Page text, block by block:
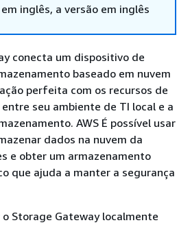
inglês, a versão em inglês
conecta um dispositivo de
baseado em nuvem
perfeita com os recursos de
seu ambiente de TI local e a
AWS É possível usar
dados na nuvem da
e obter um armazenamento
que ajuda a manter a segurança
Storage Gateway localmente